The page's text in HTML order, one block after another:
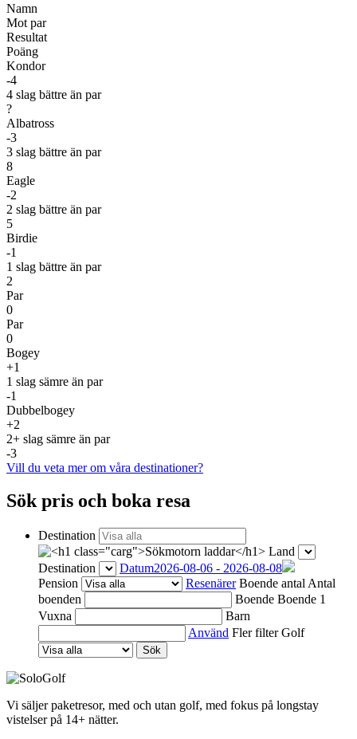
Namn
Mot par
Resultat
Poäng
Kondor
-4
4 slag bättre än par
?
Albatross
-3
3 slag bättre än par
8
Eagle
-2
2 slag bättre än par
5
Birdie
-1
1 slag bättre än par
2
Par
0
Par
0
Bogey
+1
1 slag sämre än par
-1
Dubbelbogey
+2
2+ slag sämre än par
-3
Vill du veta mer om våra destinationer?
Sök pris och boka resa
Destination
Land
Destination
Datum2026-08-06 - 2026-08-08
Pension
Resenärer Boende antal Antal
boenden
Boende Boende 1
Vuxna
Barn
Använd Fler filter Golf
Sök
Vi säljer paketresor, med och utan golf, med fokus på longstay
vistelser på 14+ nätter.